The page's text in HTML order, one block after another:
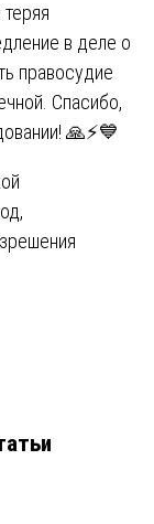
в деле о
правосудие
Спасибо,
🙏⚡💙